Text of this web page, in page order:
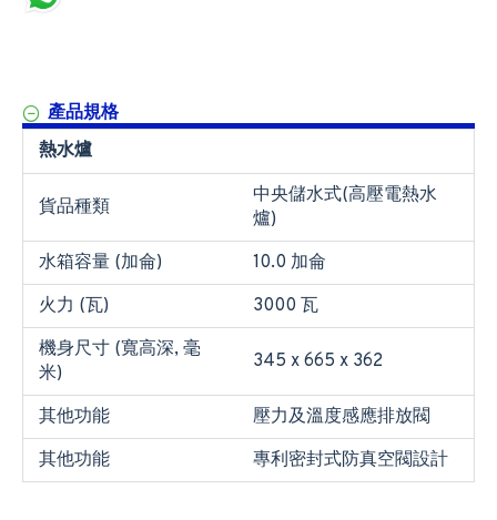
產品規格
熱水爐
貨品種類
中央儲水式(高壓電熱水
爐)
水箱容量 (加侖)
10.0 加侖
火力 (瓦)
3000 瓦
機身尺寸 (寬高深, 毫
米)
345 x 665 x 362
其他功能
壓力及溫度感應排放閥
其他功能
專利密封式防真空閥設計